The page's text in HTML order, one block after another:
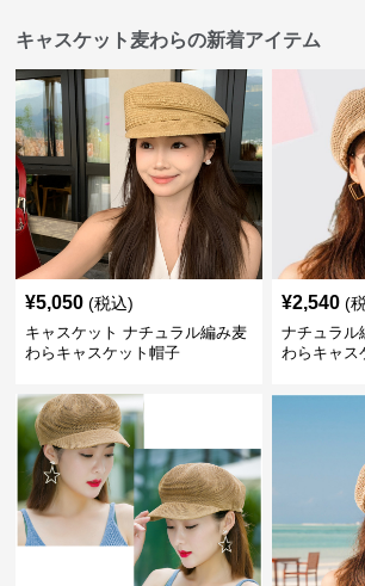
キャスケット麦わらの新着アイテム
¥5,050 (税込)
キャスケット ナチュラル編み麦
わらキャスケット帽子
¥2,540 (
ナチュラル
わらキャス